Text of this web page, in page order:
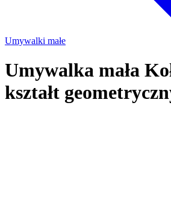
Umywalki małe
Umywalka mała
kształt